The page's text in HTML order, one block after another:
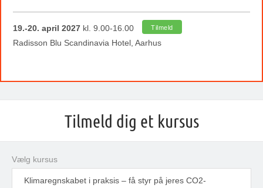
19.-20. april 2027 kl. 9.00-16.00 Tilmeld
Radisson Blu Scandinavia Hotel, Aarhus
Tilmeld dig et kursus
Vælg kursus
Klimaregnskabet i praksis – få styr på jeres CO2-